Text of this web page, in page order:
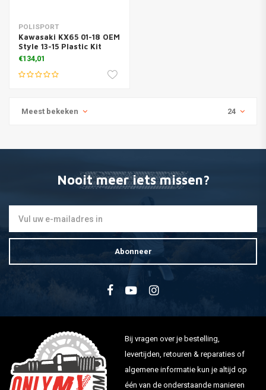
POLISPORT
Kawasaki KX65 01-18 OEM
Style 13-15 Plastic Kit
€134,01
Meest bekeken 24
Nooit meer iets missen?
Abonneer
Bij vragen over je bestelling,
levertijden, retouren & reparaties of
algemene informatie kun je altijd op
één van de onderstaande manieren